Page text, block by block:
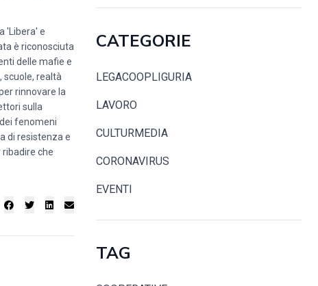
'Libera' e
è riconosciuta
delle mafie e
scuole, realtà
rinnovare la
sulla
fenomeni
di resistenza e
che
CATEGORIE
LEGACOOPLIGURIA
LAVORO
CULTURMEDIA
CORONAVIRUS
EVENTI
TAG